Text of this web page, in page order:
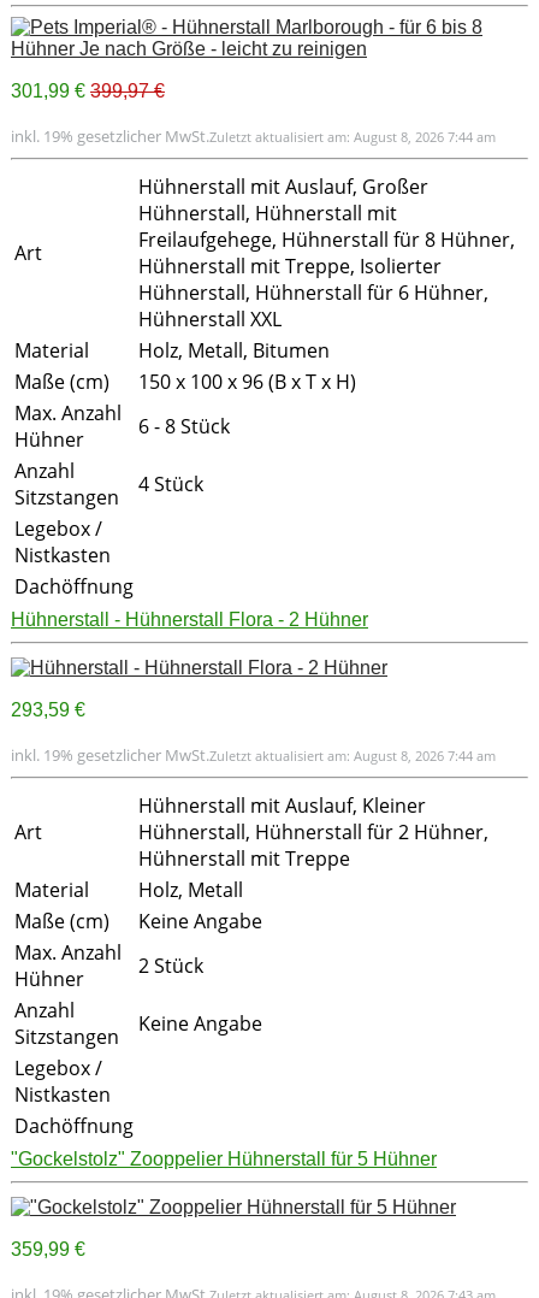
301,99 € 399,97 €
inkl. 19% gesetzlicher MwSt.Zuletzt aktualisiert am: August 8, 2026 7:44 am
Art
Hühnerstall mit Auslauf, Großer
Hühnerstall, Hühnerstall mit
Freilaufgehege, Hühnerstall für 8 Hühner,
Hühnerstall mit Treppe, Isolierter
Hühnerstall, Hühnerstall für 6 Hühner,
Hühnerstall XXL
Material
Holz, Metall, Bitumen
Maße (cm)
150 x 100 x 96 (B x T x H)
Max. Anzahl
Hühner
6 - 8 Stück
Anzahl
Sitzstangen
4 Stück
Legebox /
Nistkasten
Dachöffnung
Hühnerstall - Hühnerstall Flora - 2 Hühner
293,59 €
inkl. 19% gesetzlicher MwSt.Zuletzt aktualisiert am: August 8, 2026 7:44 am
Art
Hühnerstall mit Auslauf, Kleiner
Hühnerstall, Hühnerstall für 2 Hühner,
Hühnerstall mit Treppe
Material
Holz, Metall
Maße (cm)
Keine Angabe
Max. Anzahl
Hühner
2 Stück
Anzahl
Sitzstangen
Keine Angabe
Legebox /
Nistkasten
Dachöffnung
"Gockelstolz" Zooppelier Hühnerstall für 5 Hühner
359,99 €